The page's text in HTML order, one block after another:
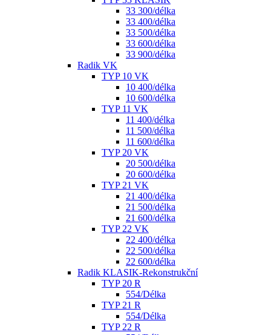
33 300/délka
33 400/délka
33 500/délka
33 600/délka
33 900/délka
Radik VK
TYP 10 VK
10 400/délka
10 600/délka
TYP 11 VK
11 400/délka
11 500/délka
11 600/délka
TYP 20 VK
20 500/délka
20 600/délka
TYP 21 VK
21 400/délka
21 500/délka
21 600/délka
TYP 22 VK
22 400/délka
22 500/délka
22 600/délka
Radik KLASIK-Rekonstrukční
TYP 20 R
554/Délka
TYP 21 R
554/Délka
TYP 22 R